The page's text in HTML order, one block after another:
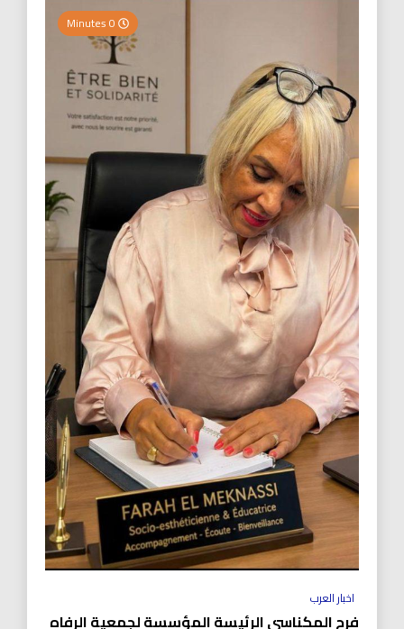
اخبار العرب
فرح المكناسي الرئيسة المؤسسة لجمعية الرفاه